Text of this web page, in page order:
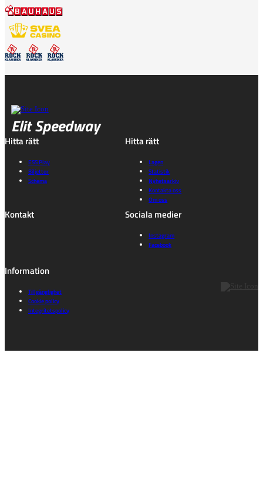
Elit Speedway
Hitta rätt
ESS Play
Biljetter
Schema
Hitta rätt
Lagen
Statistik
Nyhetsarkiv
Kontakta oss
Om oss
Kontakt Sociala medier
Instagram
Facebook
Information
Tillgänglighet
Cookie policy
Integritetspolicy